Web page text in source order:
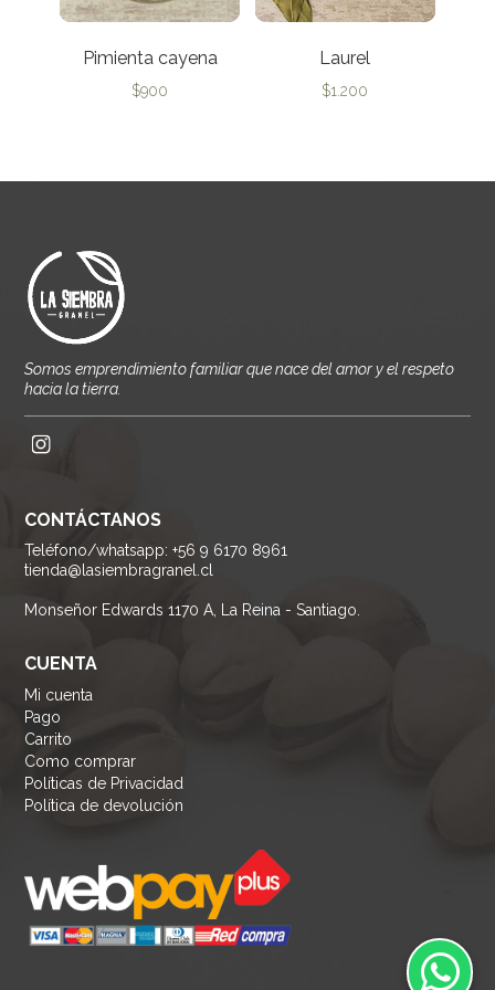
Pimienta cayena
$900
Laurel
$1.200
Somos emprendimiento familiar que nace del amor y el respeto
hacia la tierra.
CONTÁCTANOS
Teléfono/whatsapp: +56 9 6170 8961
tienda@lasiembragranel.cl
Monseñor Edwards 1170 A, La Reina - Santiago.
CUENTA
Mi cuenta
Pago
Carrito
Como comprar
Políticas de Privacidad
Política de devolución